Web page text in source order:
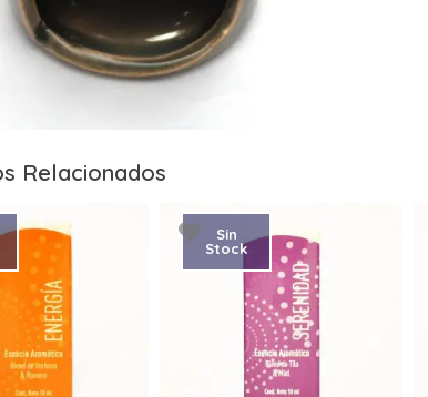
Relacionados
Sin
Stock